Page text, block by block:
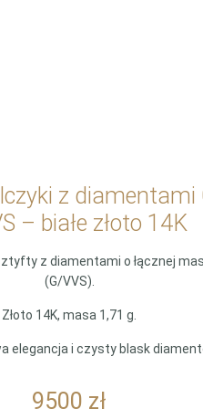
z diamentami
– białe złoto 14K
z diamentami o łącznej
(G/VVS).
Złoto 14K, masa 1,71 g.
elegancja i czysty blask
9500 zł